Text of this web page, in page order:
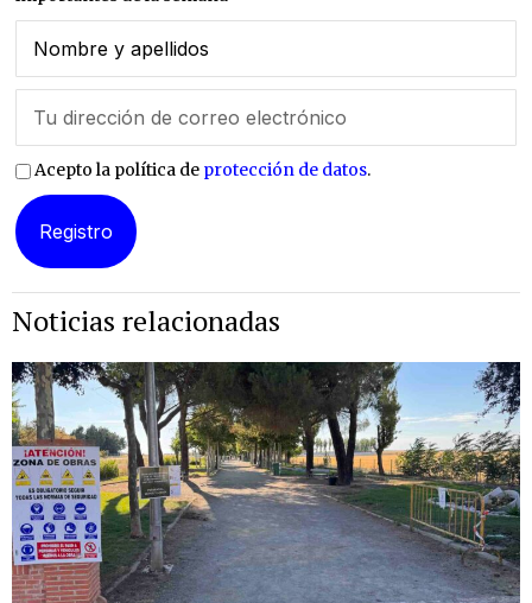
Acepto la política de protección de datos.
Noticias relacionadas